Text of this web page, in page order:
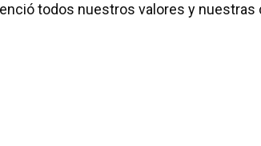
todos nuestros valores y nuestras